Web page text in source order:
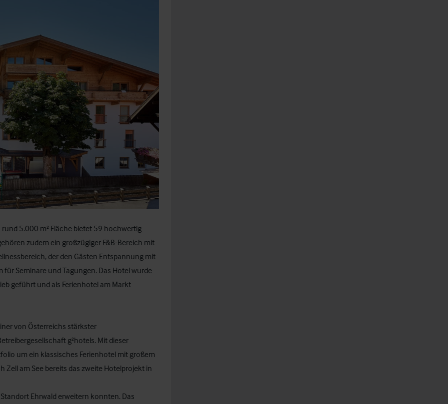
5.000 m² Fläche bietet 59 hochwertig
zudem ein großzügiger F&B-Bereich mit
der den Gästen Entspannung mit
Seminare und Tagungen. Das Hotel wurde
geführt und als Ferienhotel am Markt
von Österreichs stärkster
g²hotels. Mit dieser
um ein klassisches Ferienhotel mit großem
Zell am See bereits das zweite Hotelprojekt in
Ehrwald erweitern konnten. Das